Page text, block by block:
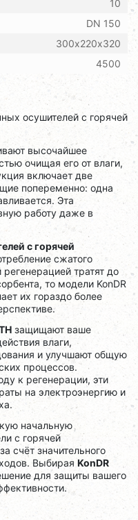
10
DN 150
300х220х320
4500
осушителей с горячей
высочайшее
очищая его от влаги,
включает две
попеременно: одна
Эта
работу даже в
с горячей
сжатого
тратят до
то модели KonDR
их гораздо более
защищают ваше
влаги,
и улучшают общую
процессов.
к регенерации, эти
на электроэнергию и
начальную
с горячей
счёт значительного
Выбирая KonDR
для защиты вашего